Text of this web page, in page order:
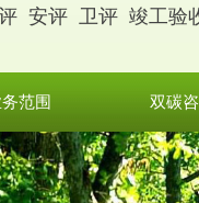
安评 卫评 竣工验
范围 双碳